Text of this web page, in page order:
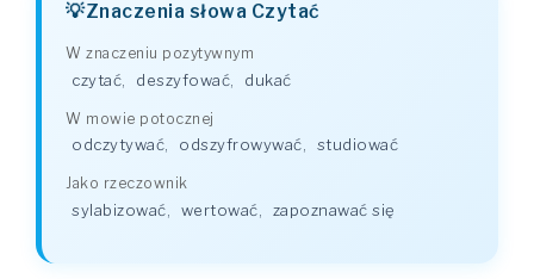
Znaczenia słowa Czytać
W znaczeniu pozytywnym
czytać deszyfować dukać
W mowie potocznej
odczytywać, odszyfrowywać, studiować
Jako rzeczownik
sylabizować wertować zapoznawać się